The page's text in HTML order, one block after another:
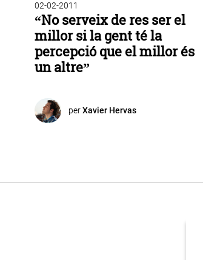
02-02-2011
“No serveix de res ser el
millor si la gent té la
percepció que el millor és
un altre”
perXavier Hervas